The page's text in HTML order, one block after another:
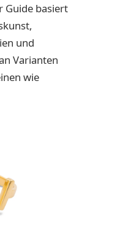
Guide basiert
und
Varianten
wie